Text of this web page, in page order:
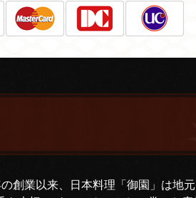
創業以来、日本料理「御園」は地元